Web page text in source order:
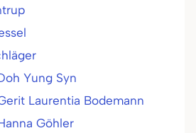
Yung Syn
Laurentia Bodemann
Göhler